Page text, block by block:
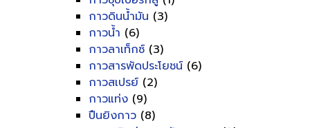
กาวดินน้ำมัน (3)
กาวน้ำ (6)
กาวลาเท็กซ์ (3)
กาวสารพัดประโยชน์ (6)
กาวสเปรย์ (2)
กาวแท่ง (9)
ปืนยิงกาว (8)